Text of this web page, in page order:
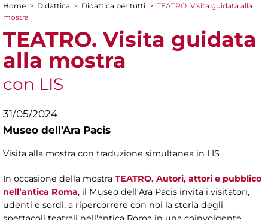
Tu sei qui
Home > Didattica > Didattica per tutti > TEATRO. Visita guidata alla
mostra
TEATRO. Visita guidata
alla mostra
con LIS
31/05/2024
Museo dell'Ara Pacis
Visita alla mostra con traduzione simultanea in LIS
In occasione della mostra TEATRO. Autori, attori e pubblico
nell’antica Roma, il Museo dell’Ara Pacis invita i visitatori,
udenti e sordi, a ripercorrere con noi la storia degli